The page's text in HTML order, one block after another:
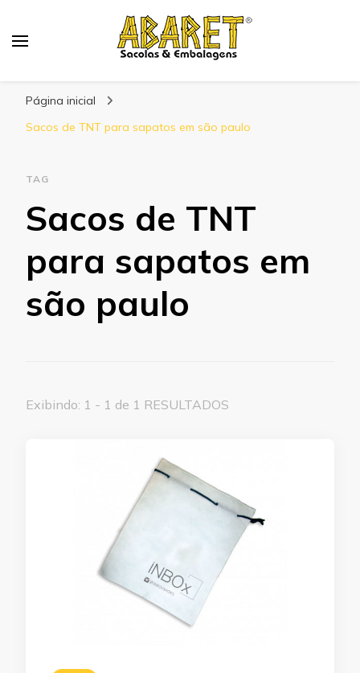
Página inicial
Sacos de TNT para sapatos em são paulo
TAG
Sacos de TNT
para sapatos em
são paulo
Exibindo: 1 - 1 de 1 RESULTADOS